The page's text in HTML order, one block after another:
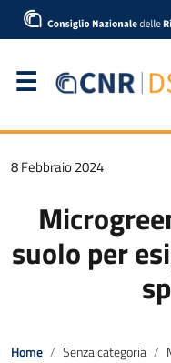
8 Febbraio 2024
suolo per
Home Senza categoria